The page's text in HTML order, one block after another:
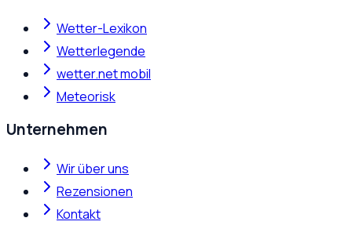
Wetter-Lexikon
Wetterlegende
wetter.net mobil
Meteorisk
Unternehmen
Wir über uns
Rezensionen
Kontakt